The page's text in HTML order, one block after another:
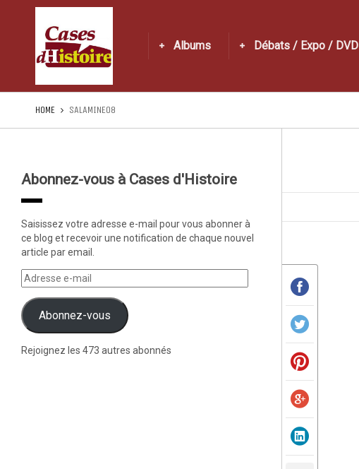
Albums Débats / Expo / DVD
HOME SALAMINE08
Abonnez-vous à Cases d'Histoire
Saisissez votre adresse e-mail pour vous abonner à
ce blog et recevoir une notification de chaque nouvel
article par email.
Abonnez-vous
Rejoignez les 473 autres abonnés